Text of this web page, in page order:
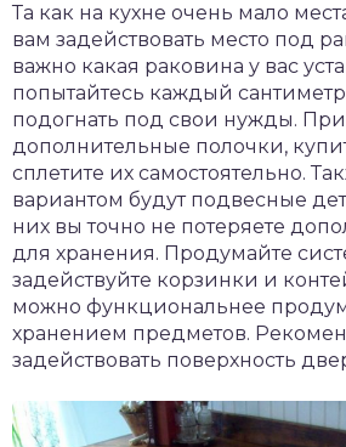
Та как на кухне очень мало
вам задействовать место под
важно какая раковина у вас
попытайтесь каждый
подогнать под свои нужды.
дополнительные полочки,
сплетите их самостоятельно.
вариантом будут подвесные
них вы точно не потеряете
для хранения. Продумайте
задействуйте корзинки и
можно функциональнее
хранением предметов.
задействовать поверхность